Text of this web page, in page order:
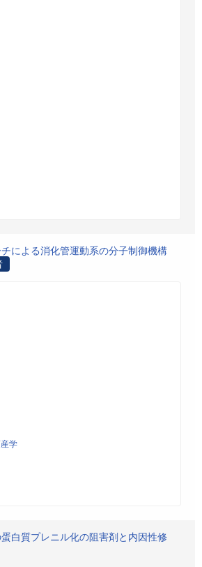
による消化管運動系の分子制御機構
学
白質プレニル化の阻害剤と内因性修